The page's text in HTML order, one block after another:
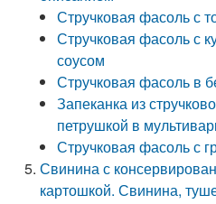
Стручковая фасоль с
Стручковая фасоль с
соусом
Стручковая фасоль в
Запеканка из
петрушкой в
Стручковая фасоль с
Свинина с
картошкой. Свинина,